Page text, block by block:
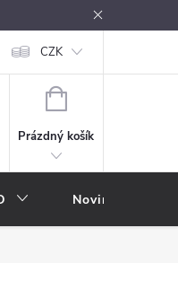
e-kouření Nákupní rádce
CZK
NÁKUPNÍ
Prázdný košík
Novinky